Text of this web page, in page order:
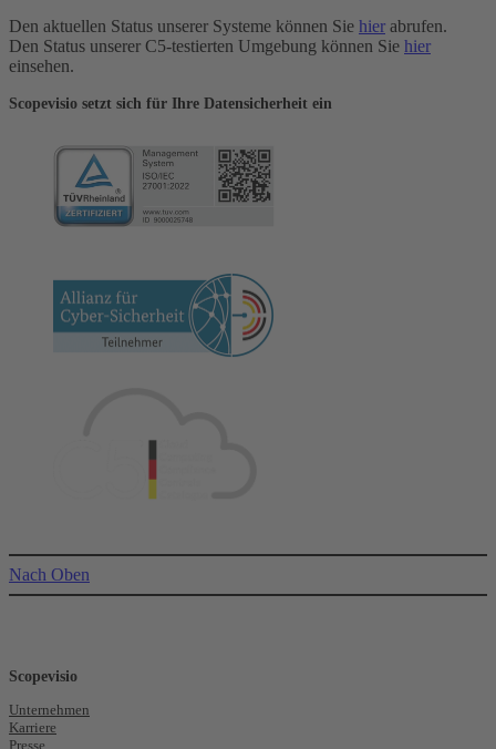
Den aktuellen Status unserer Systeme können Sie hier abrufen.
Den Status unserer C5-testierten Umgebung können Sie hier
einsehen.
Scopevisio setzt sich für Ihre Datensicherheit ein
Nach Oben
Scopevisio
Unternehmen
Karriere
Presse